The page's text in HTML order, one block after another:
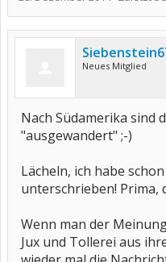
Neues Mitglied
Nach Südamerika sind
"ausgewandert" ;-)
Lächeln, ich habe
unterschrieben! Prima,
Wenn man der
Jux und Tollerei aus